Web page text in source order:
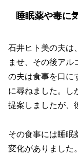
睡眠薬や毒に
石井ヒト美の夫は
ませ、その後アル
の夫は食事を口に
に尋ねました。し
提案しましたが、
その食事には睡眠
変化がありました